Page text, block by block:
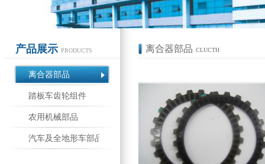
产品展示 PRODUCTS
离合器部品
踏板车齿轮组件
农用机械部品
汽车及全地形车部品
离合器部品 CLUCTH